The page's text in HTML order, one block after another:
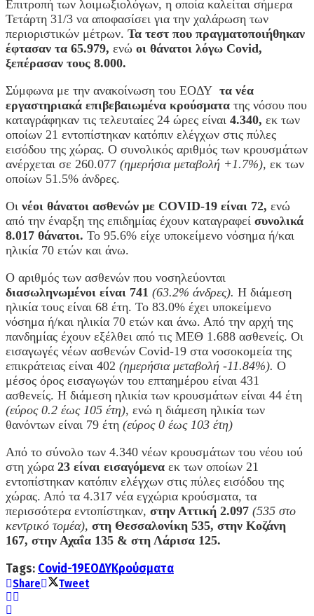
Επιτροπή των λοιμωξιολόγων, η οποία καλείται σήμερα
Τετάρτη 31/3 να αποφασίσει για την χαλάρωση των
περιοριστικών μέτρων. Τα τεστ που πραγματοποιήθηκαν
έφτασαν τα 65.979, ενώ οι θάνατοι λόγω Covid,
ξεπέρασαν τους 8.000.
Σύμφωνα με την ανακοίνωση του ΕΟΔΥ τα νέα
εργαστηριακά επιβεβαιωμένα κρούσματα της νόσου που
καταγράφηκαν τις τελευταίες 24 ώρες είναι 4.340, εκ των
οποίων 21 εντοπίστηκαν κατόπιν ελέγχων στις πύλες
εισόδου της χώρας. Ο συνολικός αριθμός των κρουσμάτων
ανέρχεται σε 260.077 (ημερήσια μεταβολή +1.7%), εκ των
οποίων 51.5% άνδρες.
Οι νέοι θάνατοι ασθενών με COVID-19 είναι 72, ενώ
από την έναρξη της επιδημίας έχουν καταγραφεί συνολικά
8.017 θάνατοι. Το 95.6% είχε υποκείμενο νόσημα ή/και
ηλικία 70 ετών και άνω.
Ο αριθμός των ασθενών που νοσηλεύονται
διασωληνωμένοι είναι 741 (63.2% άνδρες). Η διάμεση
ηλικία τους είναι 68 έτη. To 83.0% έχει υποκείμενο
νόσημα ή/και ηλικία 70 ετών και άνω. Από την αρχή της
πανδημίας έχουν εξέλθει από τις ΜΕΘ 1.688 ασθενείς. Οι
εισαγωγές νέων ασθενών Covid-19 στα νοσοκομεία της
επικράτειας είναι 402 (ημερήσια μεταβολή -11.84%). Ο
μέσος όρος εισαγωγών του επταημέρου είναι 431
ασθενείς. Η διάμεση ηλικία των κρουσμάτων είναι 44 έτη
(εύρος 0.2 έως 105 έτη), ενώ η διάμεση ηλικία των
θανόντων είναι 79 έτη (εύρος 0 έως 103 έτη)
Από το σύνολο των 4.340 νέων κρουσμάτων του νέου ιού
στη χώρα 23 είναι εισαγόμενα εκ των οποίων 21
εντοπίστηκαν κατόπιν ελέγχων στις πύλες εισόδου της
χώρας. Από τα 4.317 νέα εγχώρια κρούσματα, τα
περισσότερα εντοπίστηκαν, στην Αττική 2.097 (535 στο
κεντρικό τομέα), στη Θεσσαλονίκη 535, στην Κοζάνη
167, στην Αχαΐα 135 & στη Λάρισα 125.
Tags: Covid-19ΕΟΔΥΚρούσματα
Share Tweet